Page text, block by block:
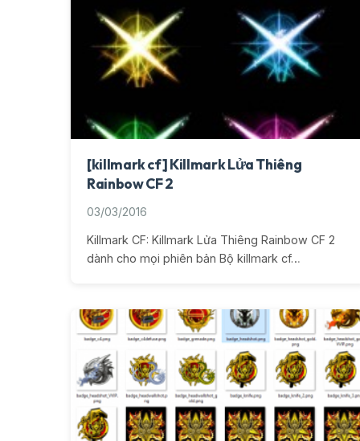
[killmark cf] Killmark Lửa Thiêng
Rainbow CF 2
03/03/2016
Killmark CF: Killmark Lửa Thiêng Rainbow CF 2
dành cho mọi phiên bản Bộ killmark cf…